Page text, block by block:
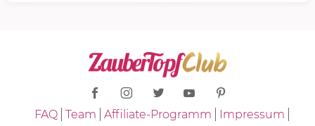
FAQ Team Affiliate-Programm
Impressum